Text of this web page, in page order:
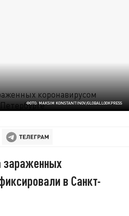
ФОТО: MAKSIM KONSTANTINOV/GLOBALLOOKPRESS
зараженных
в Санкт-